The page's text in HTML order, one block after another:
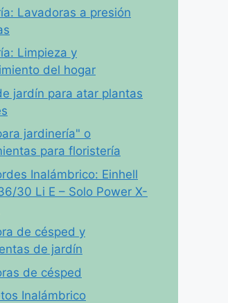
Lavadoras a presión
Limpieza y
del hogar
jardín para atar plantas
jardinería" o
para floristería
Inalámbrico: Einhell
30 Li E – Solo Power X-
de césped y
de jardín
de césped
Inalámbrico